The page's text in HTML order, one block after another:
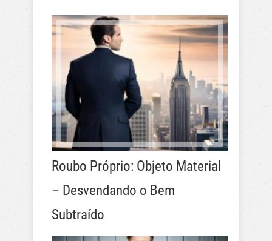
Roubo Próprio: Objeto Material
– Desvendando o Bem
Subtraído